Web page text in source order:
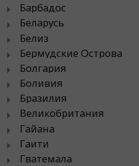
Барбадос
Беларусь
Белиз
Бермудские Острова
Болгария
Боливия
Бразилия
Великобритания
Гайана
Гаити
Гватемала